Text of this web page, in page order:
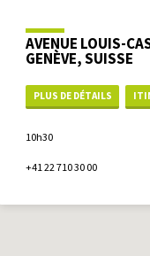
AVENUE LOUIS-
GENÈVE, SUISSE
PLUS DE DÉTAILS
10h30
+41 22 710 30 00